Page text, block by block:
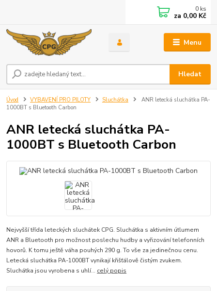
Menu
Hledat
0 ks
za 0,00 Kč
Úvod VYBAVENÍ PRO PILOTY Sluchátka
ANR letecká sluchátka PA-
1000BT s Bluetooth Carbon
ANR letecká sluchátka PA-
1000BT s Bluetooth Carbon
Nejvyšší třída leteckých sluchátek CPG. Sluchátka s aktivním útlumem
ANR a Bluetooth pro možnost poslechu hudby a vyřizování telefonních
hovorů. K tomu ještě váha pouhých 290 g. To vše za jedinečnou cenu.
Letecká sluchátka PA-1000BT vynikají křišťálově čistým zvukem.
Sluchátka jsou vyrobena s uhlí... celý popis